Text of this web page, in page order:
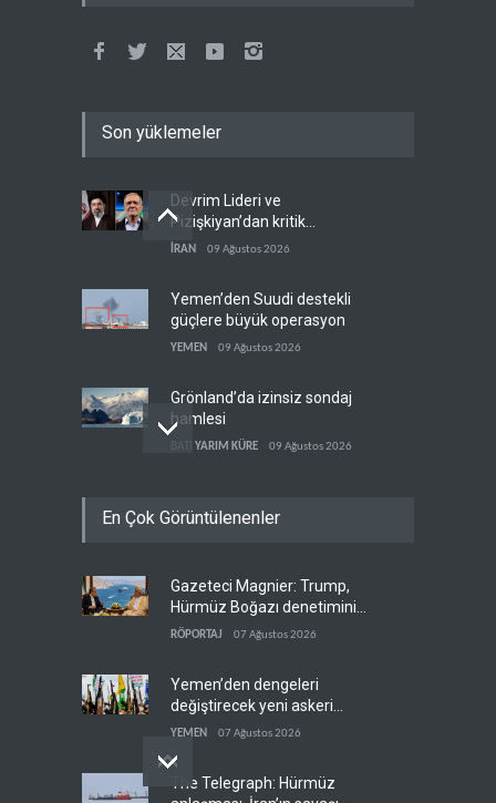
Son yüklemeler
Devrim Lideri ve
Pizişkiyan’dan kritik
görüşme
İRAN 09 Ağustos 2026
Yemen’den Suudi destekli
güçlere büyük operasyon
YEMEN 09 Ağustos 2026
Grönland’da izinsiz sondaj
hamlesi
BATI YARIM KÜRE 09 Ağustos 2026
rağmen direnişini
Yemen, Aramco’yu vurdu
En Çok Görüntülenenler
Gazeteci Magnier: Trump,
Hürmüz Boğazı denetimini
doğrudan İran ve Umman'a
RÖPORTAJ 07 Ağustos 2026
Yemen’den dengeleri
değiştirecek yeni askeri
denklem
YEMEN 07 Ağustos 2026
The Telegraph: Hürmüz